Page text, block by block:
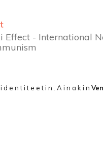
Effect - International
d e n t i t e e t i n . A i n a k i n